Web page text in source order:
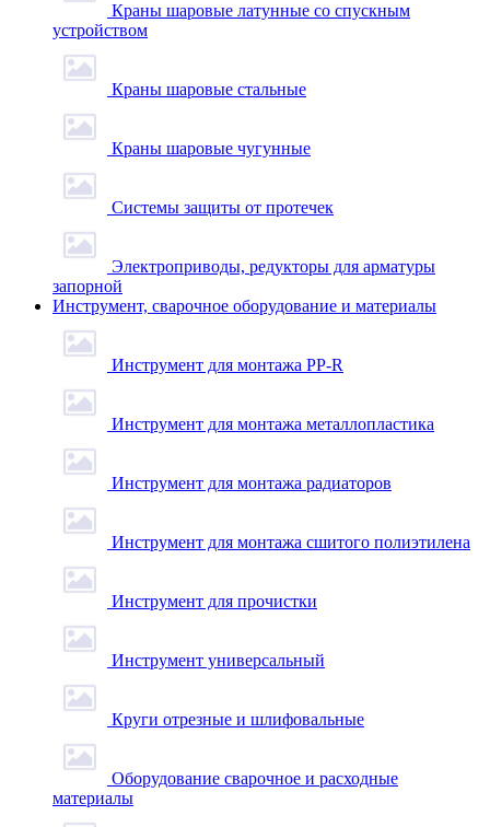
Краны шаровые латунные со спускным
устройством
Краны шаровые стальные
Краны шаровые чугунные
Системы защиты от протечек
Электроприводы, редукторы для арматуры
запорной
Инструмент, сварочное оборудование и материалы
Инструмент для монтажа PP-R
Инструмент для монтажа металлопластика
Инструмент для монтажа радиаторов
Инструмент для монтажа сшитого полиэтилена
Инструмент для прочистки
Инструмент универсальный
Круги отрезные и шлифовальные
Оборудование сварочное и расходные
материалы